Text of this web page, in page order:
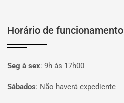
Horário de funcionamento
Seg à sex: 9h às 17h00
Sábados: Não haverá expediente